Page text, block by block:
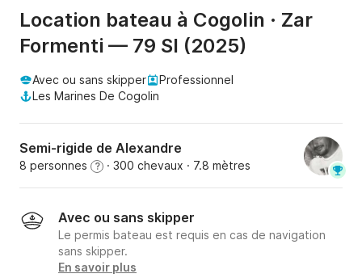
Location bateau à Cogolin · Zar
Formenti — 79 Sl (2025)
Avec ou sans skipper
Professionnel
Les Marines De Cogolin
Semi-rigide de Alexandre
8 personnes ? · 300 chevaux · 7.8 mètres
Avec ou sans skipper
Le permis bateau est requis en cas de navigation
sans skipper.
En savoir plus